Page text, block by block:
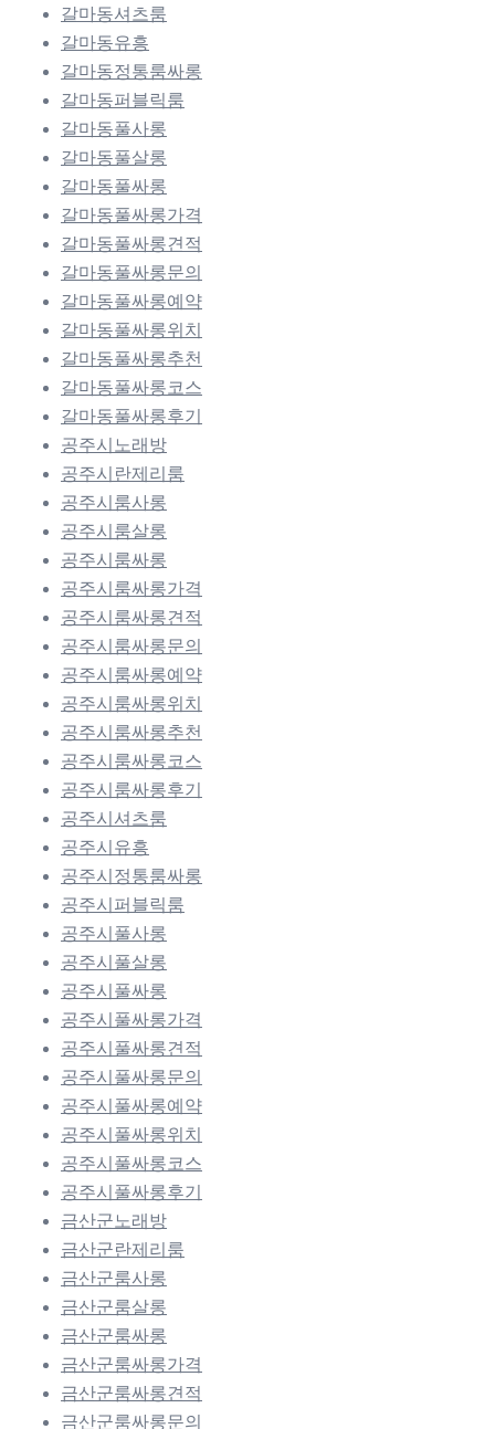
갈마동셔츠룸
갈마동유흥
갈마동정통룸싸롱
갈마동퍼블릭룸
갈마동풀사롱
갈마동풀살롱
갈마동풀싸롱
갈마동풀싸롱가격
갈마동풀싸롱견적
갈마동풀싸롱문의
갈마동풀싸롱예약
갈마동풀싸롱위치
갈마동풀싸롱추천
갈마동풀싸롱코스
갈마동풀싸롱후기
공주시노래방
공주시란제리룸
공주시룸사롱
공주시룸살롱
공주시룸싸롱
공주시룸싸롱가격
공주시룸싸롱견적
공주시룸싸롱문의
공주시룸싸롱예약
공주시룸싸롱위치
공주시룸싸롱추천
공주시룸싸롱코스
공주시룸싸롱후기
공주시셔츠룸
공주시유흥
공주시정통룸싸롱
공주시퍼블릭룸
공주시풀사롱
공주시풀살롱
공주시풀싸롱
공주시풀싸롱가격
공주시풀싸롱견적
공주시풀싸롱문의
공주시풀싸롱예약
공주시풀싸롱위치
공주시풀싸롱코스
공주시풀싸롱후기
금산군노래방
금산군란제리룸
금산군룸사롱
금산군룸살롱
금산군룸싸롱
금산군룸싸롱가격
금산군룸싸롱견적
금산군룸싸롱문의